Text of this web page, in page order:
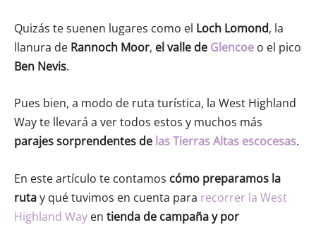
Quizás te suenen lugares como el Loch Lomond, la
llanura de Rannoch Moor, el valle de Glencoe o el pico
Ben Nevis.
Pues bien, a modo de ruta turística, la West Highland
Way te llevará a ver todos estos y muchos más
parajes sorprendentes de las Tierras Altas escocesas.
En este artículo te contamos cómo preparamos la
rutay qué tuvimos en cuenta para recorrer la West
Highland Way en tienda de campañay por